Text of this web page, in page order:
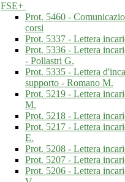
FSE+
Prot. 5460 -
corsi
Prot. 5337 - Lettera
Prot. 5336 - Lettera
- Pollastri G.
Prot. 5335 - Lettera
supporto - Romano M.
Prot. 5219 - Lettera
M.
Prot. 5218 - Lettera
Prot. 5217 - Lettera
E.
Prot. 5208 - Lettera
Prot. 5207 - Lettera
Prot. 5206 - Lettera